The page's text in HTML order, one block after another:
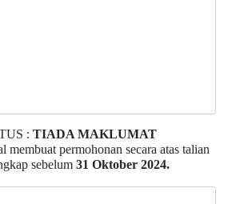
: TIADA MAKLUMAT
membuat permohonan secara atas talian
sebelum 31 Oktober 2024.